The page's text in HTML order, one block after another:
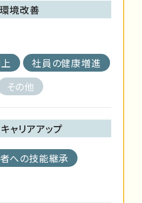
境改善
社員の健康増進
その他
ャリアアップ
への技能継承